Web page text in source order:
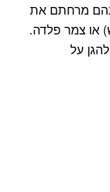
מרחתם את
או צמר פלדה.
על